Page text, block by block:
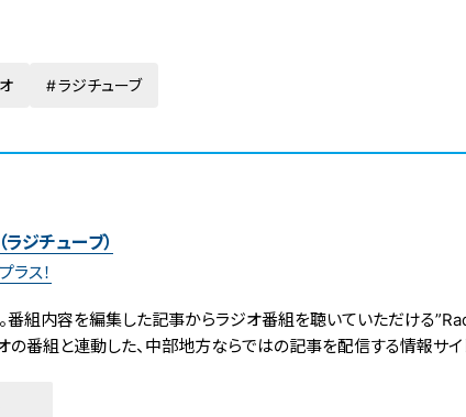
ラジチューブ
ジチューブ）
ラス！
番組内容を編集した記事からラジオ番組を聴いていただける
の番組と連動した、中部地方ならではの記事を配信する情報サイ